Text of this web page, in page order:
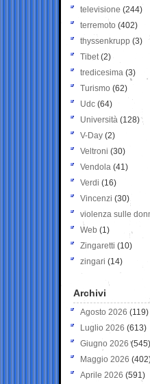
televisione(244)
terremoto (402)
thyssenkrupp (3)
Tibet(2)
tredicesima (3)
Turismo (62)
Udc (64)
Università (128)
V-Day (2)
Veltroni (30)
Vendola (41)
Verdi (16)
Vincenzi (30)
violenza sulle
Web (1)
Zingaretti (10)
zingari (14)
Archivi
Agosto 2026 (119)
Luglio 2026 (613)
Giugno 2026 (545)
Maggio 2026
Aprile 2026 (591)